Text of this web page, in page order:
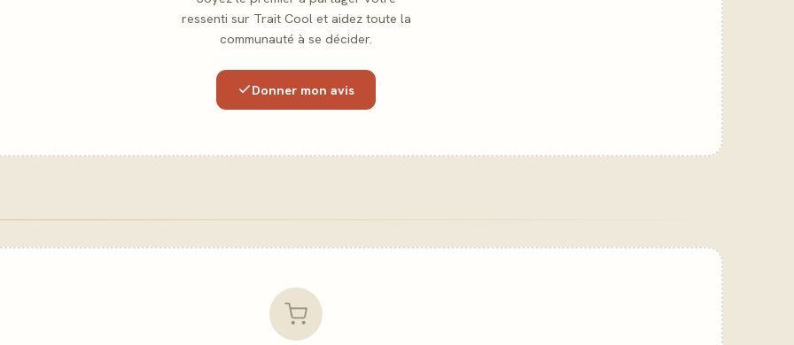
ressenti sur Trait Cool et aidez toute la
communauté à se décider.
Donner mon avis